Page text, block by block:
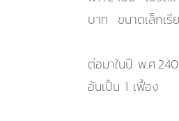
บาท ขนาดเล็กเรี
ต่อมาในปี พ.ศ
อันเป็น 1 เฟื้อง